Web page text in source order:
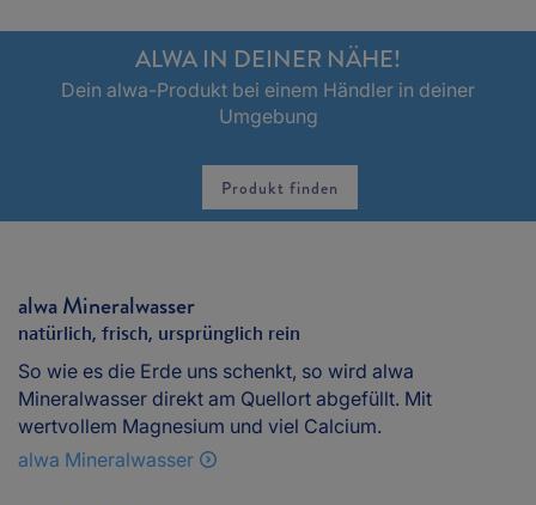
ALWA IN DEINER NÄHE!
Dein alwa-Produkt bei einem Händler in deiner
Umgebung
Produkt finden
alwa Mineralwasser
natürlich, frisch, ursprünglich rein
So wie es die Erde uns schenkt, so wird alwa
Mineralwasser direkt am Quellort abgefüllt. Mit
wertvollem Magnesium und viel Calcium.
alwa Mineralwasser